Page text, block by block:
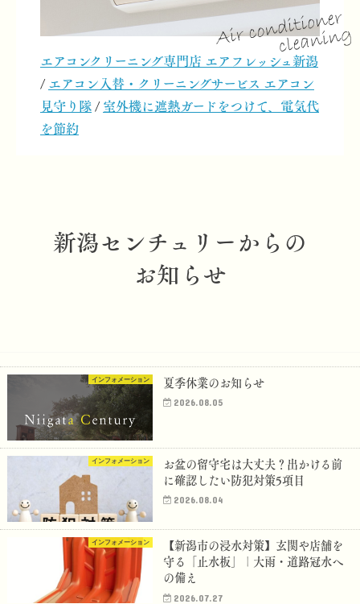
エアコンクリーニング専門店 エアフレッシュ新潟
/エアコン入替・クリーニングサービス エアコン
見守り隊/室外機に遮熱ガードをつけて、電気代
を節約
新潟センチュリーからの
お知らせ
インフォメーション 夏季休業のお知らせ
2026.08.05
インフォメーション
お盆の留守宅は大丈夫？出かける前
に確認したい防犯対策5項目
2026.08.04
インフォメーション
【新潟市の浸水対策】玄関や店舗を
守る「止水板」｜大雨・道路冠水へ
の備え
2026.07.27